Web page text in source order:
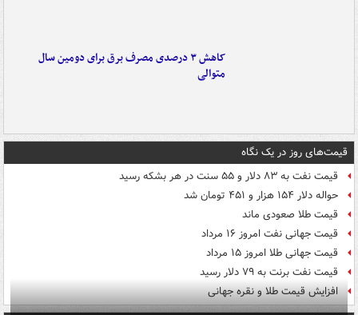
کاهش ۳ درصدی مصرف برق برای دومین سال
متوالی
قیمت‌های روز در یک نگاه
قیمت نفت به ۸۳ دلار و ۵۵ سنت در هر بشکه رسید
حواله دلار ۱۵۴ هزار و ۴۵۱ تومان شد
قیمت طلا صعودی ماند
قیمت جهانی نفت امروز ۱۶ مرداد
قیمت جهانی طلا امروز ۱۵ مرداد
قیمت نفت برنت به ۷۹ دلار رسید
افزایش قیمت طلا و نقره جهانی